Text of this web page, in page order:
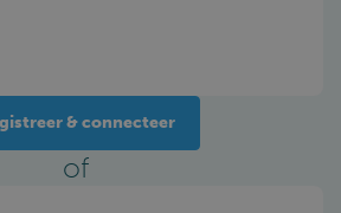
& connecteer
of
CookieScript
sodaplus.be